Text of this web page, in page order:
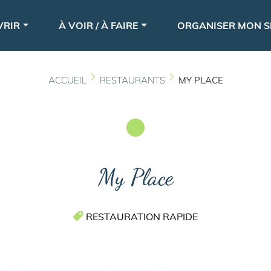
au
principal
À VOIR / À FAIRE ORGANISER MON
ACCUEIL RESTAURANTS MY PLACE
My Place
RESTAURATION RAPIDE